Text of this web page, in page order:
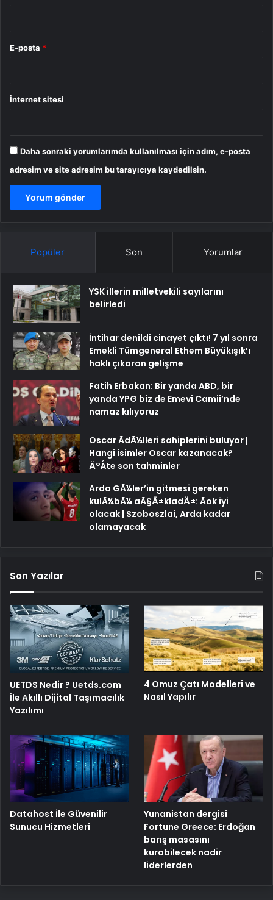
E-posta *
İnternet sitesi
Daha sonraki yorumlarımda kullanılması için adım, e-posta
adresim ve site adresim bu tarayıcıya kaydedilsin.
Popüler Son Yorumlar
YSK illerin milletvekili sayılarını
belirledi
İntihar denildi cinayet çıktı! 7 yıl sonra
Emekli Tümgeneral Ethem Büyükışık’ı
haklı çıkaran gelişme
Fatih Erbakan: Bir yanda ABD, bir
yanda YPG biz de Emevi Camii’nde
namaz kılıyoruz
Oscar ÃdÃ¼lleri sahiplerini buluyor |
Hangi isimler Oscar kazanacak?
Ä°Åte son tahminler
Arda GÃ¼ler’in gitmesi gereken
kulÃ¼bÃ¼ aÃ§Ä±kladÄ±: Ãok iyi
olacak | Szoboszlai, Arda kadar
olamayacak
Son Yazılar
UETDS Nedir ? Uetds.com
İle Akıllı Dijital Taşımacılık
Yazılımı
4 Omuz Çatı Modelleri ve
Nasıl Yapılır
Datahost İle Güvenilir
Sunucu Hizmetleri
Yunanistan dergisi
Fortune Greece: Erdoğan
barış masasını
kurabilecek nadir
liderlerden